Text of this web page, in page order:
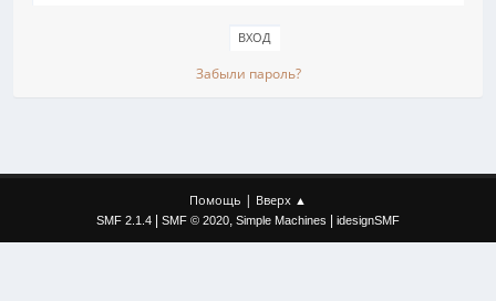
Забыли пароль?
Помощь | Вверх ▲
SMF 2.1.4 SMF © 2020, Simple Machines idesignSMF